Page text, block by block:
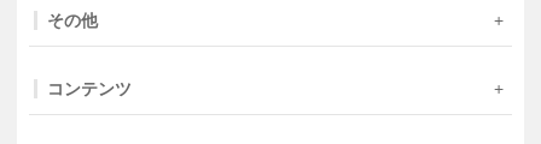
その他
コンテンツ